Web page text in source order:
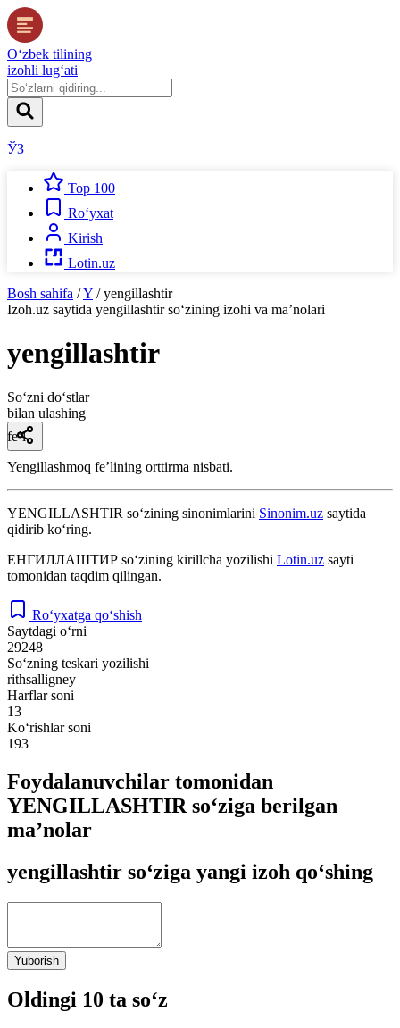
O‘zbek tilining
izohli lug‘ati
ЎЗ
Top 100
Ro‘yxat
Kirish
Lotin.uz
Bosh sahifa /Y / yengillashtir
Izoh.uz saytida yengillashtirso‘zining izohi va ma’nolari
yengillashtir
So‘zni do‘stlar
bilan ulashing
fe’l
Yengillashmoq feʼlining orttirma nisbati.
YENGILLASHTIR so‘zining sinonimlarini Sinonim.uz saytida
qidirib ko‘ring.
ЕНГИЛЛАШТИР so‘zining kirillcha yozilishi Lotin.uz sayti
tomonidan taqdim qilingan.
Ro‘yxatga qo‘shish
Saytdagi o‘rni
29248
So‘zning teskari yozilishi
rithsalligney
Harflar soni
13
Ko‘rishlar soni
193
Foydalanuvchilar tomonidan
YENGILLASHTIR so‘ziga berilgan
ma’nolar
yengillashtir so‘ziga yangi izoh qo‘shing
Yuborish
Oldingi 10 ta so‘z